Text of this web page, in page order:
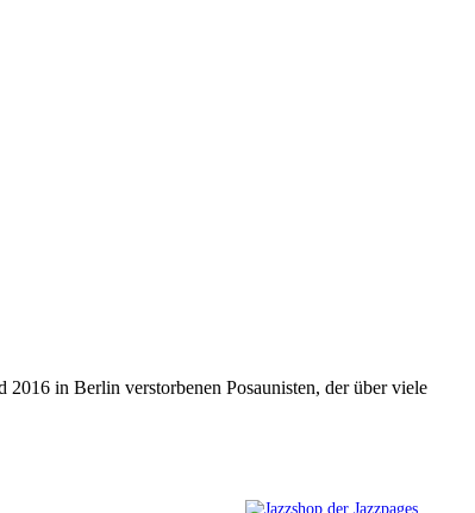
in Berlin verstorbenen Posaunisten, der über viele